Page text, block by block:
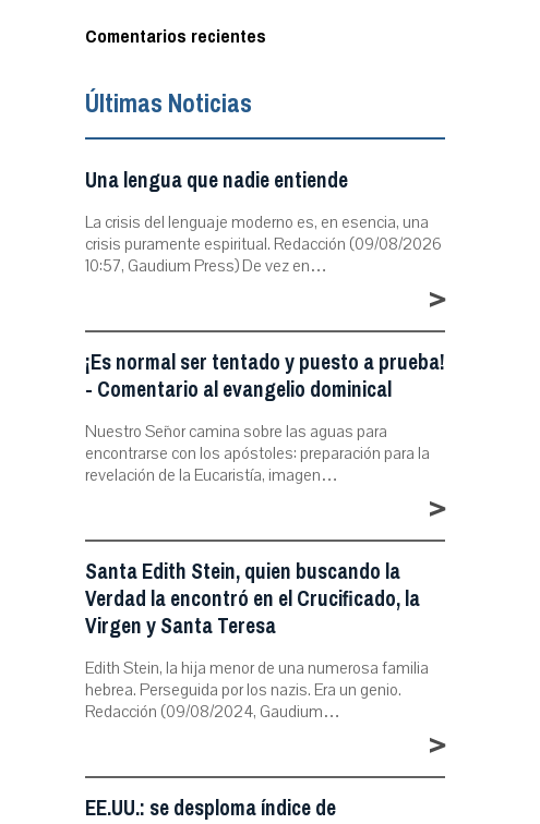
Comentarios recientes
Últimas Noticias
Una lengua que nadie entiende
La crisis del lenguaje moderno es, en esencia, una
crisis puramente espiritual. Redacción (09/08/2026
10:57, Gaudium Press) De vez en…
>
¡Es normal ser tentado y puesto a prueba!
- Comentario al evangelio dominical
Nuestro Señor camina sobre las aguas para
encontrarse con los apóstoles: preparación para la
revelación de la Eucaristía, imagen…
>
Santa Edith Stein, quien buscando la
Verdad la encontró en el Crucificado, la
Virgen y Santa Teresa
Edith Stein, la hija menor de una numerosa familia
hebrea. Perseguida por los nazis. Era un genio.
Redacción (09/08/2024, Gaudium…
>
EE.UU.: se desploma índice de